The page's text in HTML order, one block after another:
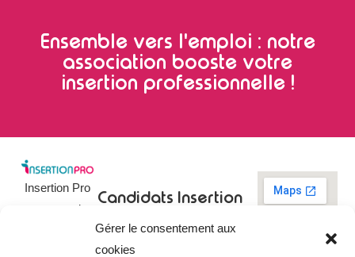
Gérer le consentement aux
cookies
Ensemble vers l'emploi : notre
association booste votre
insertion professionnelle !
Insertion Pro
est une action
Candidats
emploi
Insertion
09 73 03 78